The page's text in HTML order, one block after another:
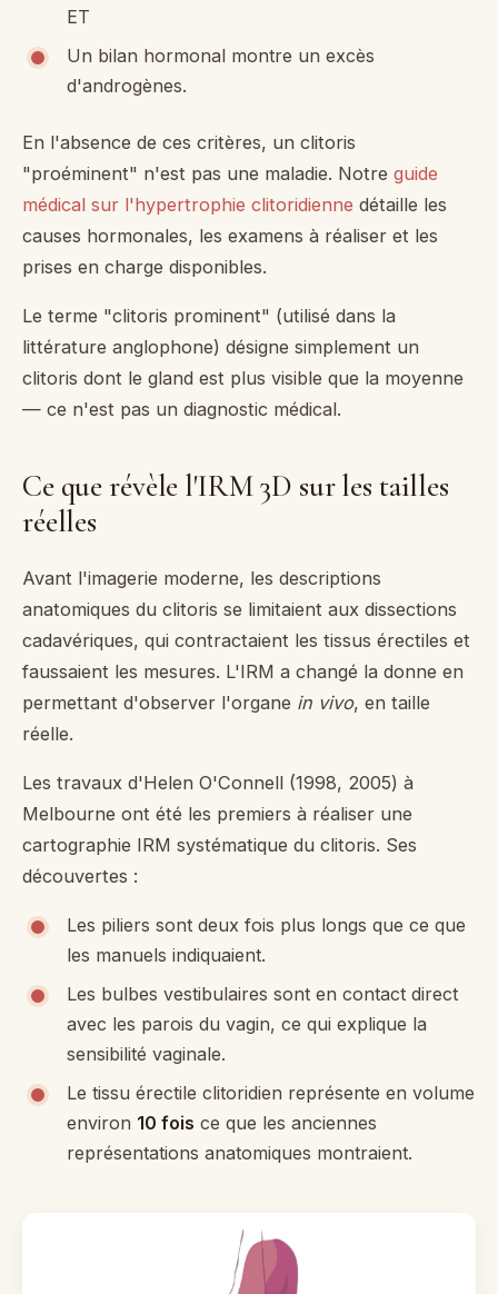
ET
Un bilan hormonal montre un excès
d'androgènes.
En l'absence de ces critères, un clitoris
"proéminent" n'est pas une maladie. Notre guide
médical sur l'hypertrophie clitoridienne détaille les
causes hormonales, les examens à réaliser et les
prises en charge disponibles.
Le terme "clitoris prominent" (utilisé dans la
littérature anglophone) désigne simplement un
clitoris dont le gland est plus visible que la moyenne
— ce n'est pas un diagnostic médical.
Ce que révèle l'IRM 3D sur les tailles
réelles
Avant l'imagerie moderne, les descriptions
anatomiques du clitoris se limitaient aux dissections
cadavériques, qui contractaient les tissus érectiles et
faussaient les mesures. L'IRM a changé la donne en
permettant d'observer l'organe in vivo, en taille
réelle.
Les travaux d'Helen O'Connell (1998, 2005) à
Melbourne ont été les premiers à réaliser une
cartographie IRM systématique du clitoris. Ses
découvertes :
Les piliers sont deux fois plus longs que ce que
les manuels indiquaient.
Les bulbes vestibulaires sont en contact direct
avec les parois du vagin, ce qui explique la
sensibilité vaginale.
Le tissu érectile clitoridien représente en volume
environ 10 fois ce que les anciennes
représentations anatomiques montraient.